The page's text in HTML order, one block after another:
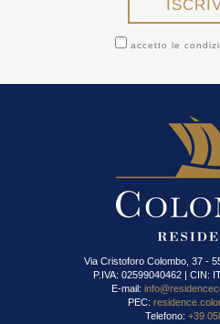
accetto le
Via Cristoforo Colombo, 37 -
P.IVA: 02599040462 | CIN:
E-mail:
PEC:
Telefono: +39